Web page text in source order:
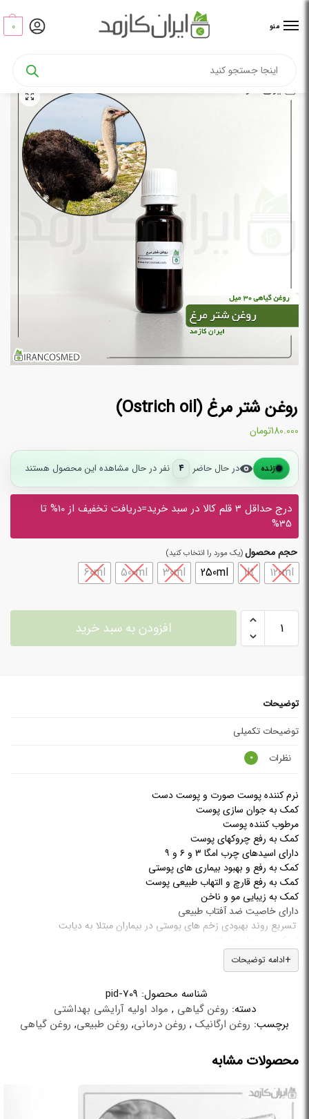
منو 0
روغن شتر مرغ (Ostrich oil)
180.000تومان
زنده در حال حاضر 4 نفر در حال مشاهده این محصول هستند
درج حداقل 3 قلم کالا در سبد خرید=دریافت تخفیف از 10% تا
35%
حجم محصول
120ml
1lt
250ml
30ml
500ml
60ml
افزودن به سبد خرید
توضیحات
توضیحات تکمیلی
نظرات
0
نرم کننده پوست صورت و پوست دست
کمک به جوان سازی پوست
مرطوب کننده پوست
کمک به رفع چروکهای پوست
دارای اسیدهای چرب امگا ۳ و ۶ و ۹
کمک به رفع و بهبود بیماری های پوستی
کمک به رفع قارچ و التهاب طبیعی پوست
کمک به زیبایی مو و ناخن
دارای خاصیت ضد آفتاب طبیعی
تسریع روند بهبودی زخم های پوستی در بیماران مبتلا به دیابت
کمک به بهبود درد گردن و مفاصل
بهبود و تسکین زخم های هموروئید (بواسیر)
ادامه توضیحات
شناسه محصول: pid-709
دسته: روغن گیاهی , مواد اولیه آرایشی بهداشتی
برچسب: روغن ارگانیک , روغن درمانی, روغن طبیعی, روغن گیاهی
محصولات مشابه